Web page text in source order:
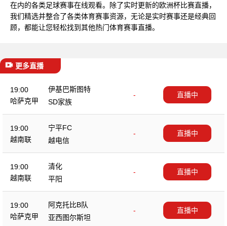
在内的各类足球赛事在线观看。除了实时更新的欧洲杯比赛直播，
我们精选并整合了各类体育赛事资源，无论是实时赛事还是经典回
顾，都能让您轻松找到其他热门体育赛事直播。
更多直播
19:00
哈萨克甲
伊基巴斯图特
-
SD家族
直播中
19:00
越南联
宁平FC
-
越电信
直播中
19:00
越南联
清化
-
平阳
直播中
19:00
哈萨克甲
阿克托比B队
-
亚西图尔斯坦
直播中